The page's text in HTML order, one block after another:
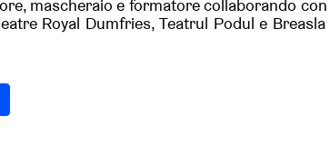
mascheraio e formatore collaborando
Royal Dumfries, Teatrul Podul e